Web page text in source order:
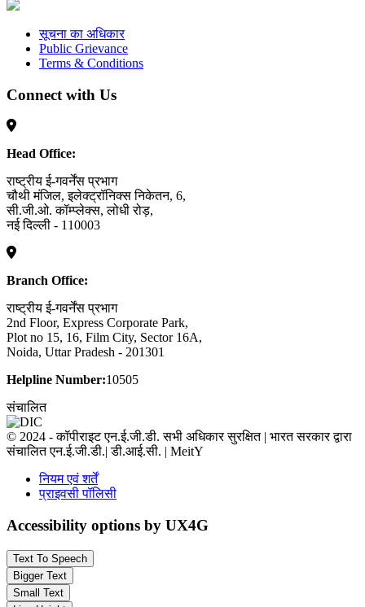
सूचना का अधिकार
Public Grievance
Terms & Conditions
Connect with Us
Head Office:
राष्ट्रीय ई-गवर्नेंस प्रभाग
चौथी मंजिल, इलेक्ट्रॉनिक्स निकेतन, 6,
सी.जी.ओ. कॉम्प्लेक्स, लोधी रोड़,
नई दिल्ली - 110003
Branch Office:
राष्ट्रीय ई-गवर्नेंस प्रभाग
2nd Floor, Express Corporate Park,
Plot no 15, 16, Film City, Sector 16A,
Noida, Uttar Pradesh - 201301
Helpline Number:10505
संचालित
© 2024 - कॉपीराइट एन.ई.जी.डी. सभी अधिकार सुरक्षित | भारत सरकार द्वारा
संचालित एन.ई.जी.डी.| डी.आई.सी. | MeitY
नियम एवं शर्तें
प्राइवसी पॉलिसी
Accessibility options by UX4G
Text To Speech
Bigger Text
Small Text